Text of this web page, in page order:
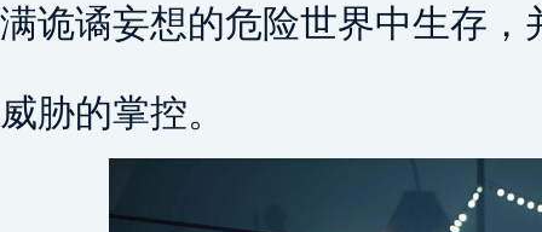
满诡谲妄想的危险世界中生存
威胁的掌控。